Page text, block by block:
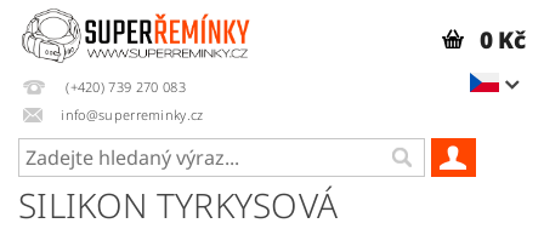
(+420) 739 270 083
info@superreminky.cz
0 Kč
SILIKON TYRKYSOVÁ